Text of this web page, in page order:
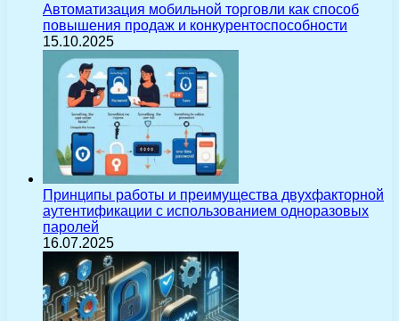
Автоматизация мобильной торговли как способ
повышения продаж и конкурентоспособности
15.10.2025
Принципы работы и преимущества двухфакторной
аутентификации с использованием одноразовых
паролей
16.07.2025